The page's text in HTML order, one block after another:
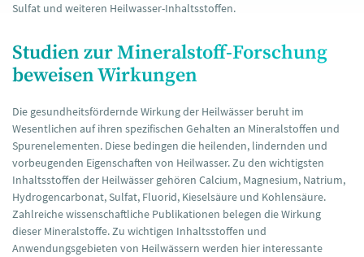
Sulfat und weiteren Heilwasser-Inhaltsstoffen.
Studien zur Mineralstoff-Forschung
beweisen Wirkungen
Die gesundheitsfördernde Wirkung der Heilwässer beruht im
Wesentlichen auf ihren spezifischen Gehalten an Mineralstoffen und
Spurenelementen. Diese bedingen die heilenden, lindernden und
vorbeugenden Eigenschaften von Heilwasser. Zu den wichtigsten
Inhaltsstoffen der Heilwässer gehören Calcium, Magnesium, Natrium,
Hydrogencarbonat, Sulfat, Fluorid, Kieselsäure und Kohlensäure.
Zahlreiche wissenschaftliche Publikationen belegen die Wirkung
dieser Mineralstoffe. Zu wichtigen Inhaltsstoffen und
Anwendungsgebieten von Heilwässern werden hier interessante